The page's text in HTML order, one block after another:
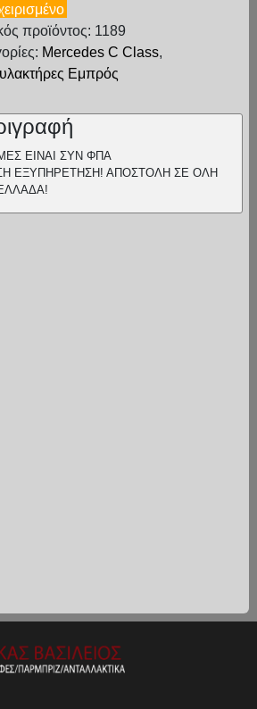
προϊόντος: 1189
Mercedes C Class,
Εμπρός
ΕΙΝΑΙ ΣΥΝ ΦΠΑ
ΕΞΥΠΗΡΕΤΗΣΗ! ΑΠΟΣΤΟΛΗ ΣΕ ΟΛΗ